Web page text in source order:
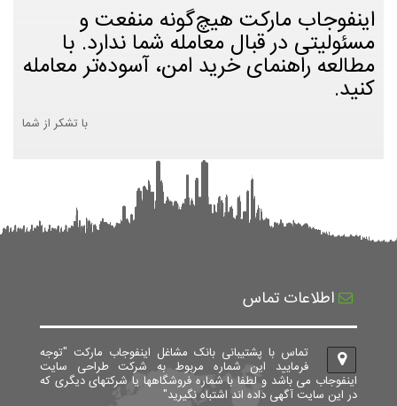
اینفوجاب مارکت هیچ‌گونه منفعت و
مسئولیتی در قبال معامله شما ندارد. با
مطالعه راهنمای خرید امن، آسوده‌تر معامله
کنید.
با تشکر از شما
اطلاعات تماس
تماس با پشتیبانی بانک مشاغل اینفوجاب مارکت "توجه
فرمایید این شماره مربوط به شرکت طراحی سایت
اینفوجاب می باشد و لطفا با شماره فروشگاهها یا شرکتهای دیگری که
در این سایت آگهی داده اند اشتباه نگیرید"